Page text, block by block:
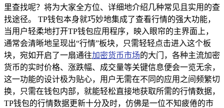
里查找呢？将为大家全方位、详细地介绍几种常见且实用的查
找途径。 TP钱包本身就巧妙地集成了查看行情的强大功能，
当用户轻柔地打开TP钱包应用程序，映入眼帘的主界面上，
通常会清晰地呈现出“行情”板块，只需轻轻点击进入这个板
块，宛如开启了一扇通往加密货币市场的大门，各种主流加密
货币的实时价格、涨跌幅、成交量等关键信息便会一览无余，
这一功能的设计极为贴心，用户无需在不同的应用之间频繁切
换，只需在钱包内部，就能轻松直接地获取所需的行情数据，
TP钱包的行情数据更新十分及时，仿佛是一位不知疲倦的市